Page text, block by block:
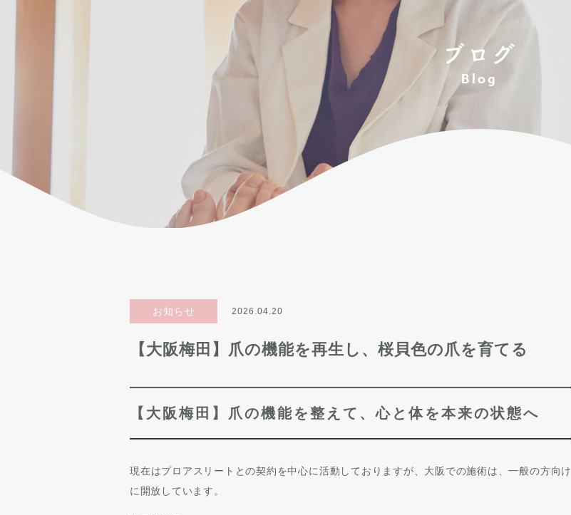
ブログ
Blog
お知らせ 2026.04.20
【大阪梅田】爪の機能を再生し、桜貝色の爪を育てる
【大阪梅田】爪の機能を整えて、心と体を本来の状態へ
現在はプロアスリートとの契約を中心に活動しておりますが、大阪での施術は、一般の方向け
に開放しています。